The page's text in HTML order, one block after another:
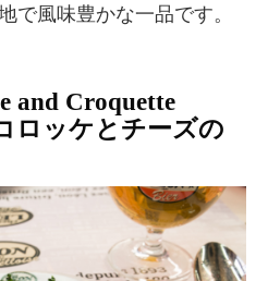
で風味豊かな一品です。
ロッケとチーズの